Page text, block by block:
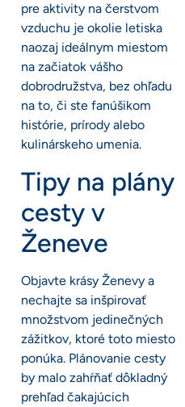
pre aktivity na čerstvom
vzduchu je okolie letiska
naozaj ideálnym miestom
na začiatok vášho
dobrodružstva, bez ohľadu
na to, či ste fanúšikom
histórie, prírody alebo
kulinárskeho umenia.
Tipy na plány
cesty v
Ženeve
Objavte krásy Ženevy a
nechajte sa inšpirovať
množstvom jedinečných
zážitkov, ktoré toto miesto
ponúka. Plánovanie cesty
by malo zahŕňať dôkladný
prehľad čakajúcich